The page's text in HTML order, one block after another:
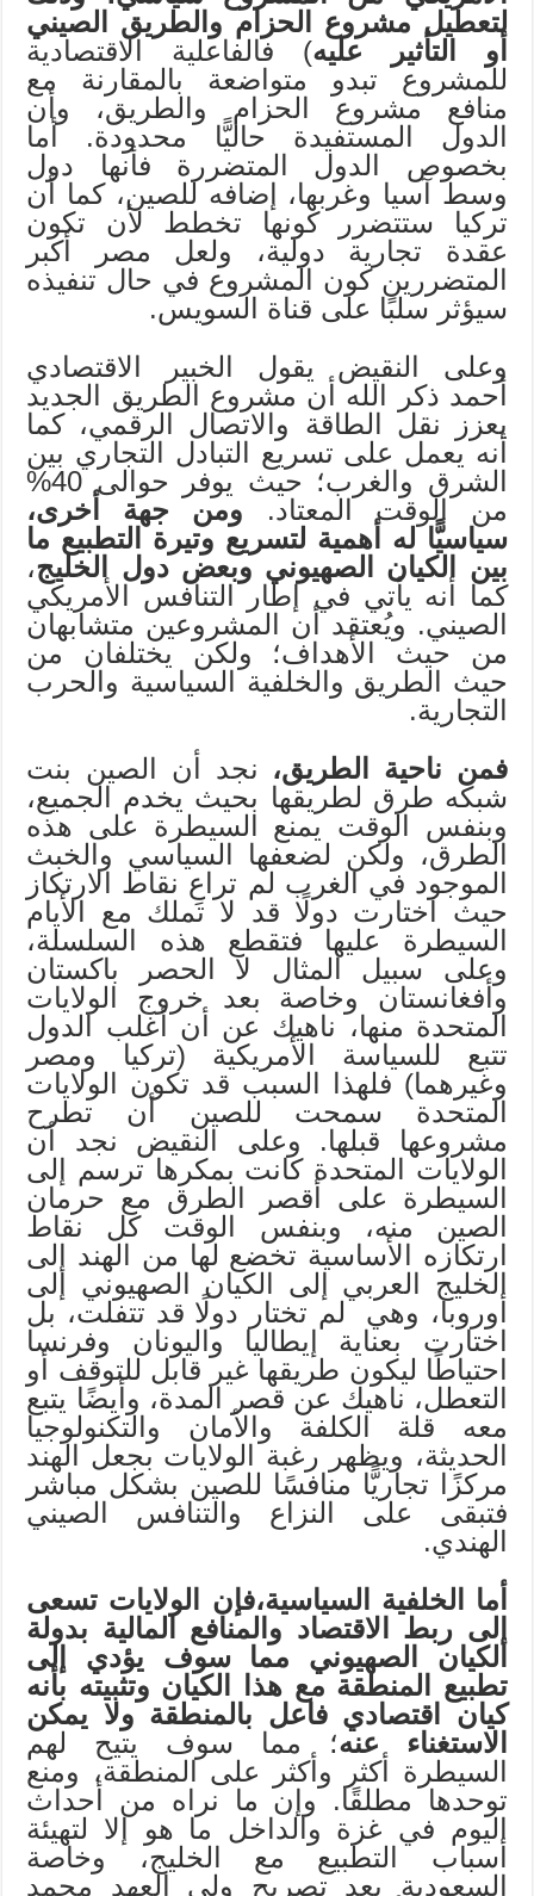
لتعطيل مشروع الحزام والطريق الصيني
أو التأثير عليه) فالفاعلية الاقتصادية
للمشروع تبدو متواضعة بالمقارنة مع
منافع مشروع الحزام والطريق، وأن
الدول المستفيدة حاليًّا محدودة. أما
بخصوص الدول المتضررة فأنها دول
وسط آسيا وغربها، إضافه للصين، كما أن
تركيا ستتضرر كونها تخطط لأن تكون
عقدة تجارية دولية، ولعل مصر أكبر
المتضررين كون المشروع في حال تنفيذه
سيؤثر سلبًا على قناة السويس.
وعلى النقيض يقول الخبير الاقتصادي
أحمد ذكر الله أن مشروع الطريق الجديد
يعزز نقل الطاقة والاتصال الرقمي، كما
أنه يعمل على تسريع التبادل التجاري بين
الشرق والغرب؛ حيث يوفر حوالى 40%
من الوقت المعتاد. ومن جهة أخرى،
سياسيًّا له أهمية لتسريع وتيرة التطبيع ما
بين الكيان الصهيوني وبعض دول الخليج،
كما أنه يأتي في إطار التنافس الأمريكي
الصيني. ويُعتقد أن المشروعين متشابهان
من حيث الأهداف؛ ولكن يختلفان من
حيث الطريق والخلفية السياسية والحرب
التجارية.
فمن ناحية الطريق، نجد أن الصين بنت
شبكه طرق لطريقها بحيث يخدم الجميع،
وبنفس الوقت يمنع السيطرة على هذه
الطرق، ولكن لضعفها السياسي والخبث
الموجود في الغرب لم تراعِ نقاط الارتكاز
حيث اختارت دولًا قد لا تملك مع الأيام
السيطرة عليها فتقطع هذه السلسلة،
وعلى سبيل المثال لا الحصر باكستان
وأفغانستان وخاصة بعد خروج الولايات
المتحدة منها، ناهيك عن أن أغلب الدول
تتبع للسياسة الأمريكية (تركيا ومصر
وغيرهما) فلهذا السبب قد تكون الولايات
المتحدة سمحت للصين أن تطرح
مشروعها قبلها. وعلى النقيض نجد أن
الولايات المتحدة كانت بمكرها ترسم إلى
السيطرة على أقصر الطرق مع حرمان
الصين منه، وبنفس الوقت كل نقاط
ارتكازه الأساسية تخضع لها من الهند إلى
الخليج العربي إلى الكيان الصهيوني إلى
أوروبا، وهي لم تختار دولًا قد تتفلت، بل
اختارت بعناية إيطاليا واليونان وفرنسا
احتياطًا ليكون طريقها غير قابل للتوقف أو
التعطل، ناهيك عن قصر المدة، وأيضًا يتبع
معه قلة الكلفة والأمان والتكنولوجيا
الحديثة، ويظهر رغبة الولايات بجعل الهند
مركزًا تجاريًّا منافسًا للصين بشكل مباشر
فتبقى على النزاع والتنافس الصيني
الهندي.
أما الخلفية السياسية،فإن الولايات تسعى
إلى ربط الاقتصاد والمنافع المالية بدولة
الكيان الصهيوني مما سوف يؤدي إلى
تطبيع المنطقة مع هذا الكيان وتثبيته بأنه
كيان اقتصادي فاعل بالمنطقة ولا يمكن
الاستغناء عنه؛ مما سوف يتيح لهم
السيطرة أكثر وأكثر على المنطقة، ومنع
توحدها مطلقًا. وإن ما نراه من أحداث
اليوم في غزة والداخل ما هو إلا لتهيئة
أسباب التطبيع مع الخليج، وخاصة
السعودية بعد تصريح ولي العهد محمد